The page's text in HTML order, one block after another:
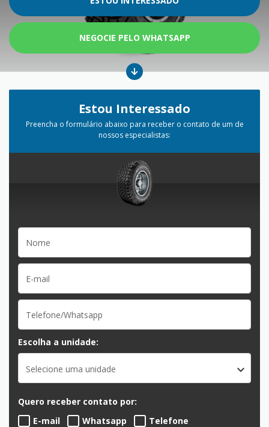
NEGOCIE PELO WHATSAPP
Estou Interessado
Preencha o formulário abaixo para receber o contato de um de
nossos especialistas:
Escolha a unidade:
Selecione uma unidade
Quero receber contato por:
E-mail
Whatsapp Telefone